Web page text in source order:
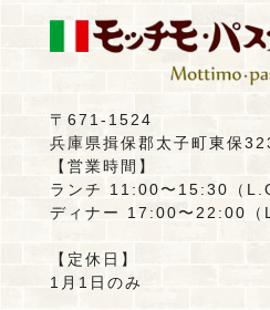
〒671-1524
兵庫県揖保郡太子町東保
【営業時間】
ランチ 11:00〜15:30（
ディナー 17:00〜22:00（
【定休日】
1月1日のみ